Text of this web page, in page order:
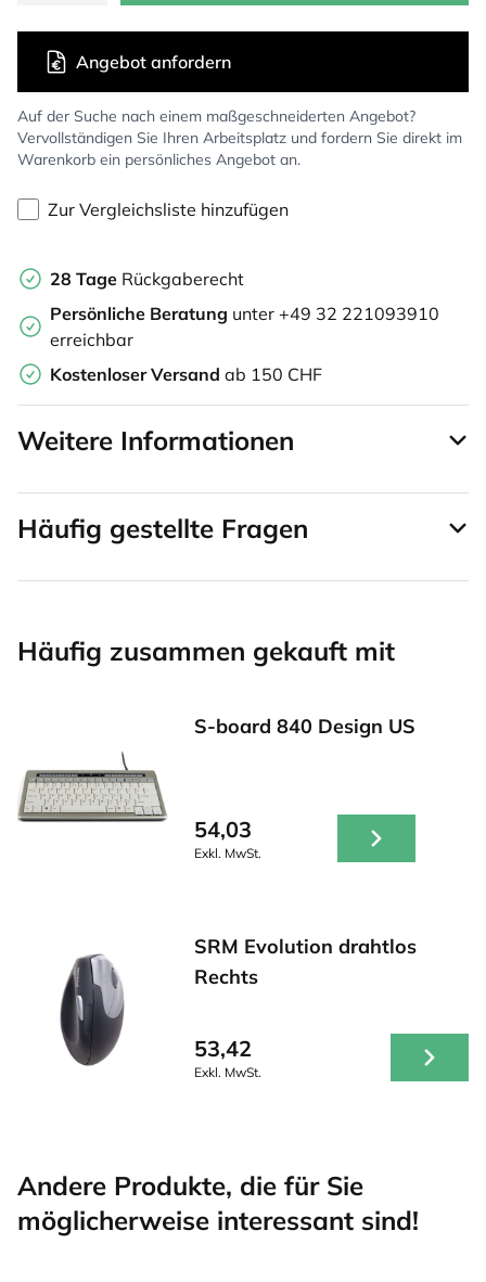
Auf der Suche nach einem maßgeschneiderten Angebot?
Vervollständigen Sie Ihren Arbeitsplatz und fordern Sie direkt im
Warenkorb ein persönliches Angebot an.
Angebot anfordern
Zur Vergleichsliste hinzufügen
28 Tage Rückgaberecht
Persönliche Beratung unter +49 32 221093910
erreichbar
Kostenloser Versand ab 150 CHF
Weitere Informationen
Häufig gestellte Fragen
Häufig zusammen gekauft mit
S-board 840 Design US
54,03
Exkl. MwSt.
SRM Evolution drahtlos
Rechts
53,42
Exkl. MwSt.
Andere Produkte, die für Sie
möglicherweise interessant sind!